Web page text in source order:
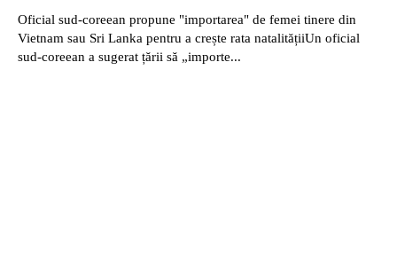
Oficial sud-coreean propune "importarea" de femei tinere din
Vietnam sau Sri Lanka pentru a crește rata natalitățiiUn oficial
sud-coreean a sugerat țării să „importe...